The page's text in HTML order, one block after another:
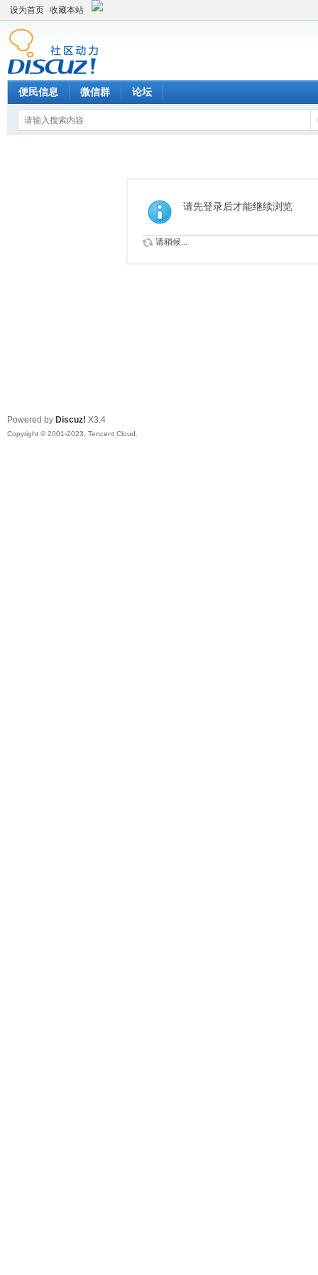
设为首页 收藏本站
便民信息 微信群 论坛
请先登录后才能继续浏览
请稍候...
Powered by Discuz! X3.4
Copyright © 2001-2023, Tencent Cloud.